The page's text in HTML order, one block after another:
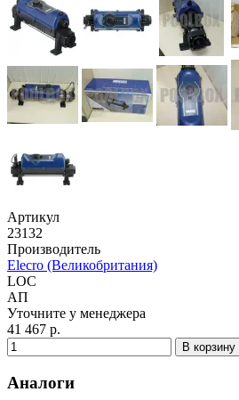
Артикул
23132
Производитель
Elecro (Великобритания)
LOC
АП
Уточните у менеджера
41 467 р.
В корзину
Аналоги